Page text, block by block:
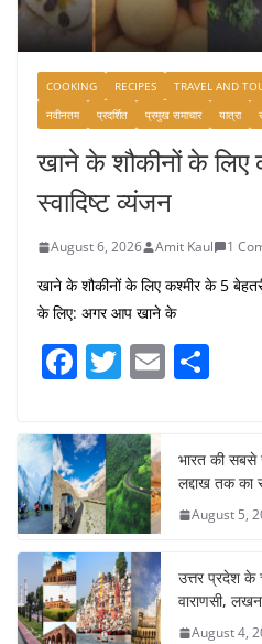
COOKING RECIPES TRAVEL AND
नवीनतम
प्रदर्शित प्रमुख समाचार यात्रा
खाने के शौकीनों के लिए
स्वादिष्ट व्यंजन
August 6, 2026 Amit Kaul 1
खाने के शौकीनों के लिए कश्मीर के 5
के लिए: अगर आप खाने के
F
c
e
b
o
o
k
T
itt
er
E
e
भारत की सबसे
लद्दाख तक का
August 5,
उत्तर प्रदेश
वाराणसी,
August 4,